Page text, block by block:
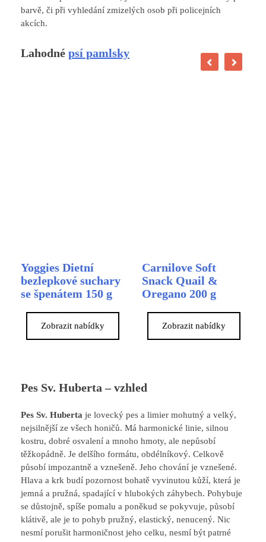
barvě, či při vyhledání zmizelých osob při policejních
akcích.
Lahodné psí pamlsky
Yoggies Dietní
bezlepkové suchary
se špenátem 150 g
Zobrazit nabídky
Carnilove Soft
Snack Quail &
Oregano 200 g
Zobrazit nabídky
Pes Sv. Huberta – vzhled
Pes Sv. Huberta je lovecký pes a limier mohutný a velký,
nejsilnější ze všech honičů. Má harmonické linie, silnou
kostru, dobré osvalení a mnoho hmoty, ale nepůsobí
těžkopádně. Je delšího formátu, obdélníkový. Celkově
působí impozantně a vznešeně. Jeho chování je vznešené.
Hlava a krk budí pozornost bohatě vyvinutou kůží, která je
jemná a pružná, spadající v hlubokých záhybech. Pohybuje
se důstojně, spíše pomalu a poněkud se pokyvuje, působí
klátivě, ale je to pohyb pružný, elastický, nenucený. Nic
nesmí porušit harmoničnost jeho celku, nesmí být patrné